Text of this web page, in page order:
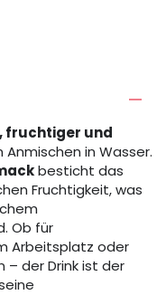
fruchtiger und
Anmischen in Wasser.
besticht das
Fruchtigkeit, was
Ob für
Arbeitsplatz oder
der Drink ist der